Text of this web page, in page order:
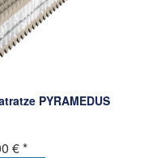
PYRAMEDUS
€ *